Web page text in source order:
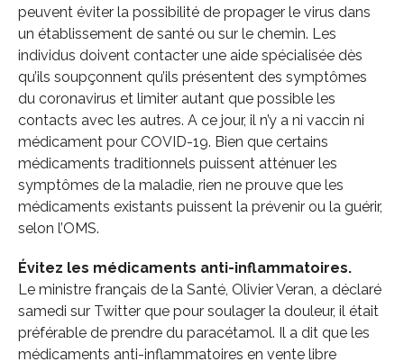
peuvent éviter la possibilité de propager le virus dans
un établissement de santé ou sur le chemin. Les
individus doivent contacter une aide spécialisée dès
qu’ils soupçonnent qu’ils présentent des symptômes
du coronavirus et limiter autant que possible les
contacts avec les autres. A ce jour, il n’y a ni vaccin ni
médicament pour COVID-19. Bien que certains
médicaments traditionnels puissent atténuer les
symptômes de la maladie, rien ne prouve que les
médicaments existants puissent la prévenir ou la guérir,
selon l’OMS.
Évitez les médicaments anti-inflammatoires.
Le ministre français de la Santé, Olivier Veran, a déclaré
samedi sur Twitter que pour soulager la douleur, il était
préférable de prendre du paracétamol. Il a dit que les
médicaments anti-inflammatoires en vente libre